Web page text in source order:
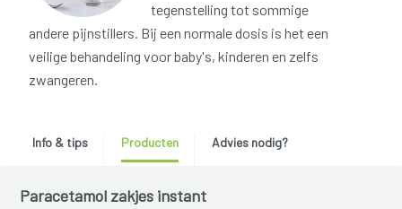
tegenstelling tot sommige
andere pijnstillers. Bij een normale dosis is het een
veilige behandeling voor baby's, kinderen en zelfs
zwangeren.
Info & tips Producten Advies nodig?
Paracetamol zakjes instant